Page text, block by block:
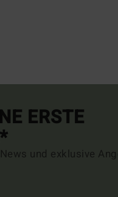
ERSTE
und exklusive